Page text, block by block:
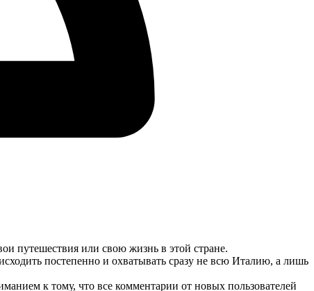
путешествия или свою жизнь в этой стране.
постепенно и охватывать сразу не всю Италию, а лишь
к тому, что все комментарии от новых пользователей